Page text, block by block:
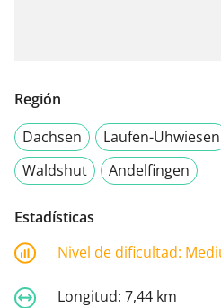
Región
Dachsen
Laufen-Uhwiesen
Waldshut
Andelfingen
Estadísticas
Nivel de dificultad:
Longitud: 7,44 km